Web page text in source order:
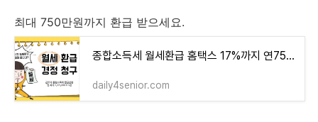
최대 750만원까지 환급 받으세요.
종합소득세 월세환급 홈택스 17%까지 연750만원
daily4senior.com